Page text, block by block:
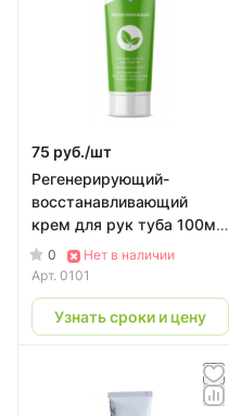
75 руб./шт
Регенерирующий-
восстанавливающий
крем для рук туба 100мл.
| CКС PROFLINE
0
Нет в наличии
Арт. 0101
Узнать сроки и цену